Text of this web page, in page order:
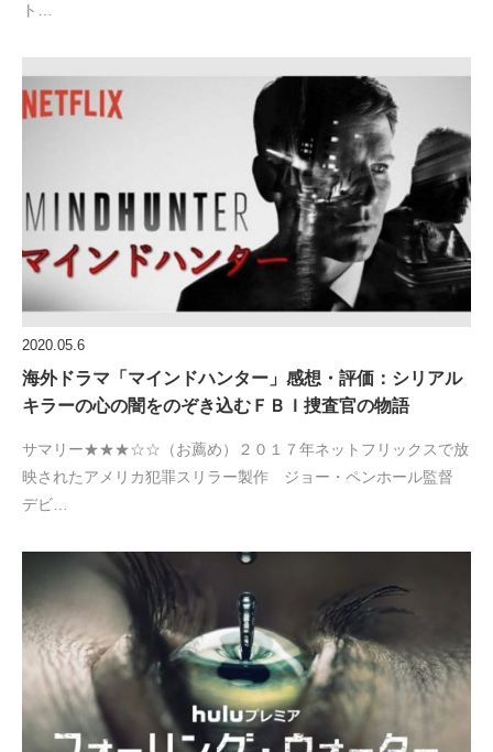
ト…
2020.05.6
海外ドラマ「マインドハンター」感想・評価：シリアル
キラーの心の闇をのぞき込むＦＢＩ捜査官の物語
サマリー★★★☆☆（お薦め）２０１７年ネットフリックスで放
映されたアメリカ犯罪スリラー製作 ジョー・ペンホール監督
デビ…